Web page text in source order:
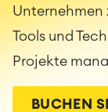
Unternehmen
Tools und
Projekte
BUCHEN